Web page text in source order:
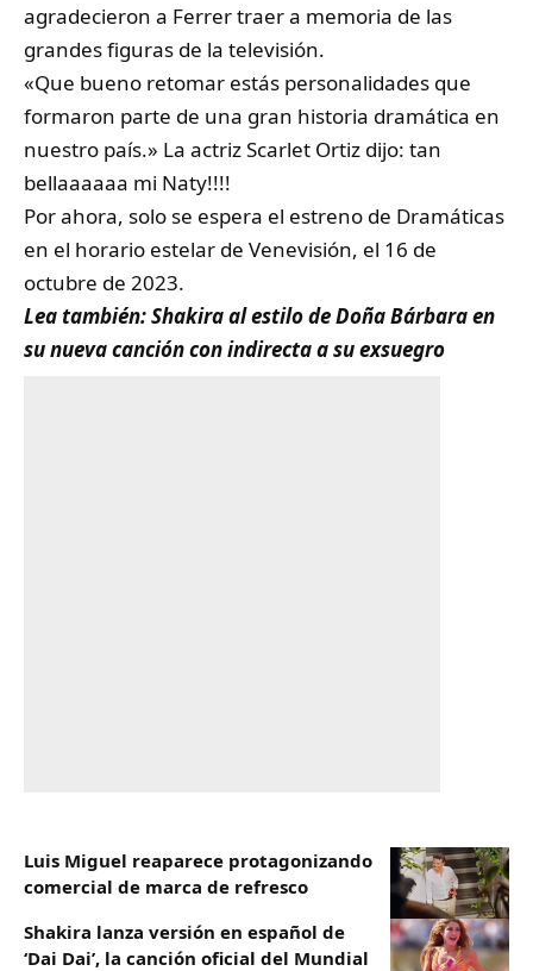
agradecieron a Ferrer traer a memoria de las
grandes figuras de la televisión.
«Que bueno retomar estás personalidades que
formaron parte de una gran historia dramática en
nuestro país.» La actriz Scarlet Ortiz dijo: tan
bellaaaaaa mi Naty!!!!
Por ahora, solo se espera el estreno de Dramáticas
en el horario estelar de Venevisión, el 16 de
octubre de 2023.
Lea también:Shakira al estilo de Doña Bárbara en
su nueva canción con indirecta a su exsuegro
Luis Miguel reaparece protagonizando
comercial de marca de refresco
Shakira lanza versión en español de
‘Dai Dai’, la canción oficial del Mundial